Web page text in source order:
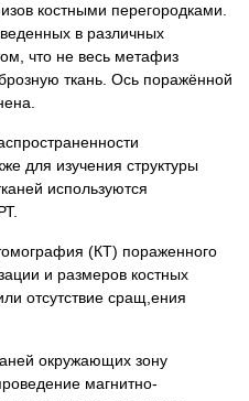
костными перегородками.
в различных
что не весь метафиз
ткань. Ось поражённой
для изучения структуры
используются
(КТ) пораженного
и размеров костных
отсутствие сращ,ения
окружающих зону
магнитно-